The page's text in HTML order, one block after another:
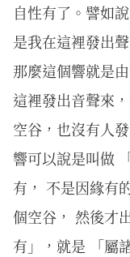
自性有了。譬如
是我在這裡發出
那麼這個響就是
這裡發出音聲來
空谷，也沒有人
響可以說是叫做
有， 不是因緣有
個空谷， 然後才
有」，就是 「屬